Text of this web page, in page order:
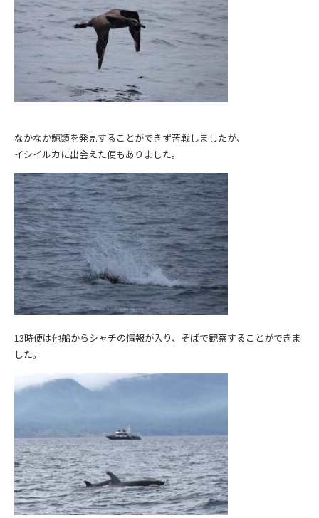
なかなか鯨類を発見することができず苦戦しましたが、
イシイルカに出会えた便もありました。
13時便は他船からシャチの情報が入り、そばで観察することができま
した。